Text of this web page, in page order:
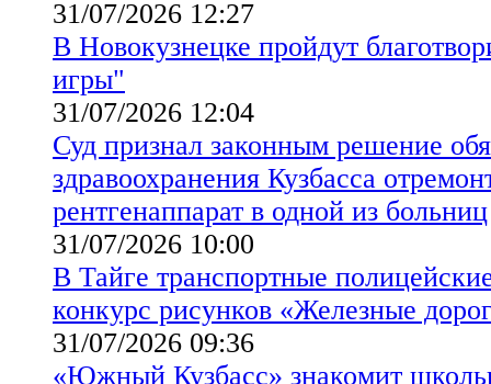
31/07/2026 12:27
В Новокузнецке пройдут
игры"
31/07/2026 12:04
Суд признал законным решение
здравоохранения Кузбасса
рентгенаппарат в одной из больниц
31/07/2026 10:00
В Тайге транспортные
конкурс рисунков «Железные
31/07/2026 09:36
«Южный Кузбасс» знакомит